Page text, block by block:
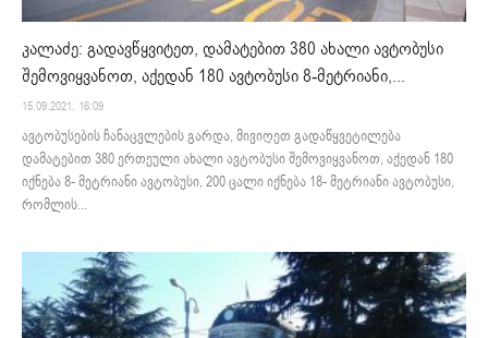
კალაძე: გადავწყვიტეთ, დამატებით 380 ახალი ავტობუსი
შემოვიყვანოთ, აქედან 180 ავტობუსი 8-მეტრიანი,...
15.09.2021. 16:09
ავტობუსების ჩანაცვლების გარდა, მივიღეთ გადაწყვეტილება
დამატებით 380 ერთეული ახალი ავტობუსი შემოვიყვანოთ, აქედან 180
იქნება 8- მეტრიანი ავტობუსი, 200 ცალი იქნება 18- მეტრიანი ავტობუსი,
რომლის...